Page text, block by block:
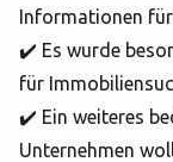
Informationen
✔️ Es wurde
für
✔️ Ein weiteres
Unternehmen